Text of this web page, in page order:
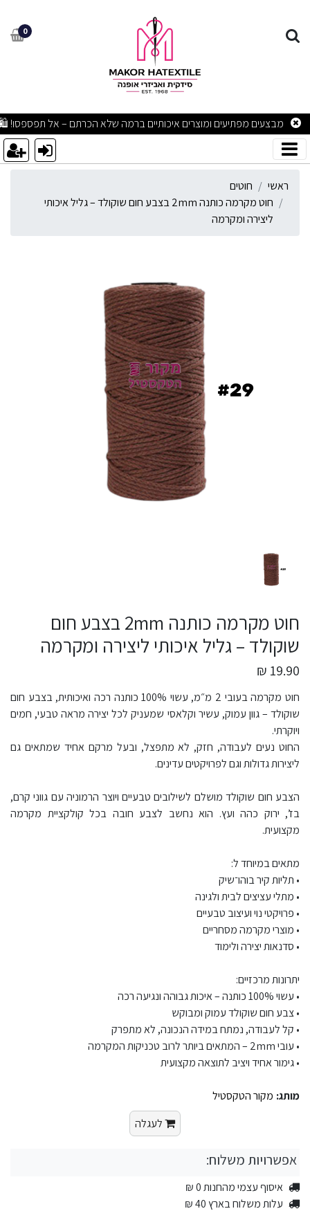
חוט מקרמה כותנה 2mm בצבע חום שוקולד – גליל איכותי ליצירה ומקרמה 0
מבצעים מפתיעים ומוצרים איכותיים ברמה שלא הכרתם – אל
ראשי
חוטים
חוט מקרמה כותנה 2mm בצבע חום שוקולד – גליל איכותי
ליצירה ומקרמה
חוט מקרמה כותנה 2mm בצבע חום
שוקולד – גליל איכותי ליצירה ומקרמה
19.90 ₪
חוט מקרמה בעובי 2 מ״מ, עשוי 100% כותנה רכה ואיכותית, בצבע חום
שוקולד – גוון עמוק, עשיר וקלאסי שמעניק לכל יצירה מראה טבעי, חמים
ויוקרתי.
החוט נעים לעבודה, חזק, לא מתפצל, ובעל מרקם אחיד שמתאים גם
ליצירות גדולות וגם לפרויקטים עדינים.
הצבע חום שוקולד מושלם לשילובים טבעיים ויוצר הרמוניה עם גווני קרם,
בז’, ירוק כהה ועץ. הוא נחשב לצבע חובה בכל קולקציית מקרמה
מקצועית.
מתאים במיוחד ל:
• תליות קיר בוהו־שיק
• מתלי עציצים לבית ולגינה
• פרויקטי נוי ועיצוב טבעיים
• מוצרי מקרמה מסחריים
• סדנאות יצירה ולימוד
יתרונות מרכזיים:
• עשוי 100% כותנה – איכות גבוהה ונגיעה רכה
• צבע חום שוקולד עמוק ומבוקש
• קל לעבודה, נמתח במידה הנכונה, לא מתפרק
• עובי 2mm – המתאים ביותר לרוב טכניקות המקרמה
• גימור אחיד ויציב לתוצאה מקצועית
מותג: מקור הטקסטיל
לעגלה
אפשרויות משלוח:
איסוף עצמי מהחנות 0 ₪
עלות משלוח בארץ 40 ₪